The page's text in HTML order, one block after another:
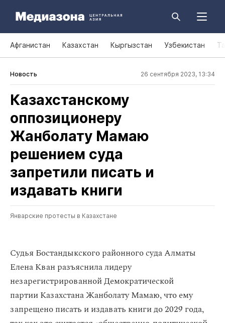
Афганистан Казахстан Кыргызстан Узбекистан
Новость 26 сентября 2023, 13:34
Казахстанскому
оппозиционеру
Жанболату Мамаю
решением суда
запретили писать и
издавать книги
Январские протесты в Казахстане
Судья Бостандыкского районного суда Алматы
Елена Кван разъяснила лидеру
незарегистрированной Демократической
партии Казахстана Жанболату Мамаю, что ему
запрещено писать и издавать книги до 2029 года,